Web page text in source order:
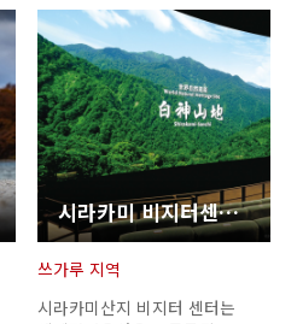
시라카미 비지터센터 (Shirakami Sanchi Visitor Center)
쓰가루 지역
시라카미산지 비지터 센터는